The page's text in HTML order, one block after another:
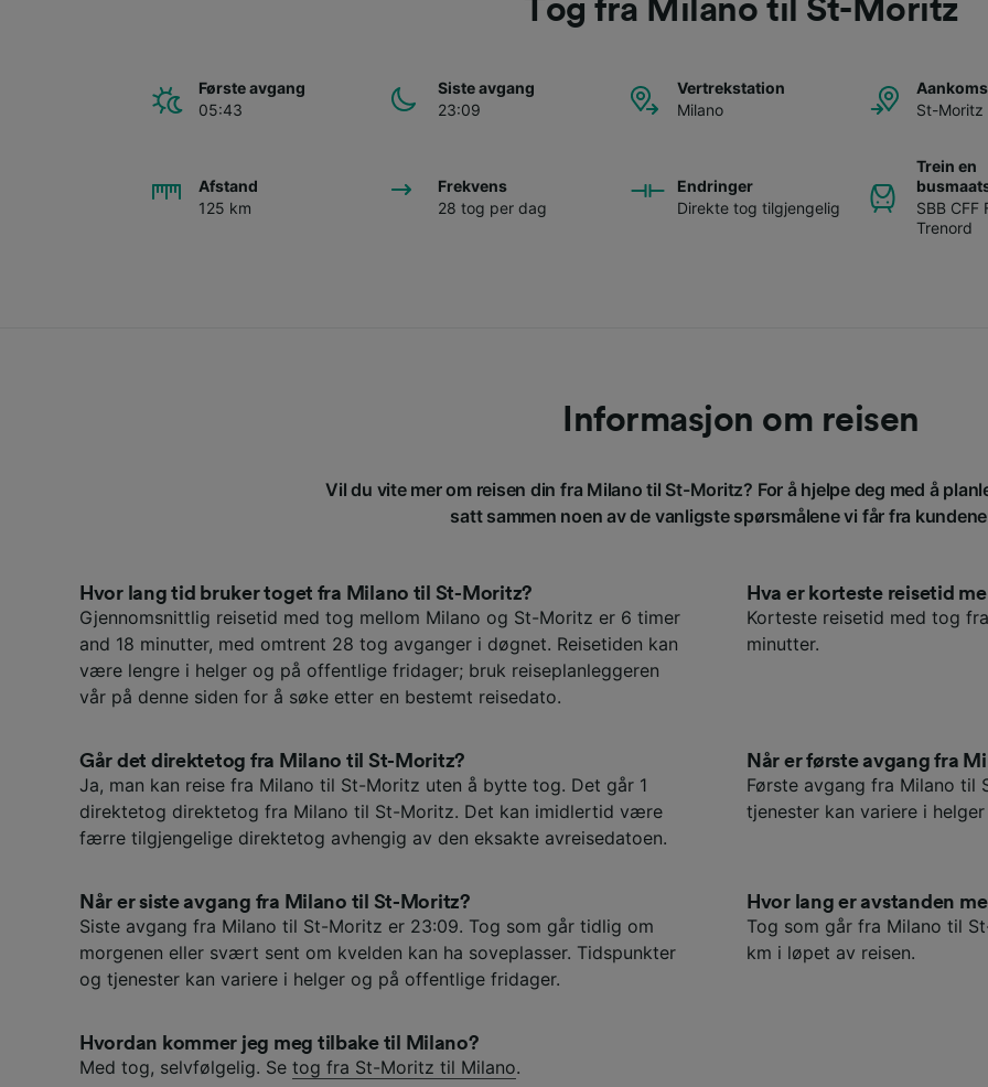
Tog fra Milano til St-Moritz
Første avgang
05:43
Siste avgang
23:09
Vertrekstation
Milano
St-Moritz
Afstand
125 km
Frekvens
28 tog per dag
Endringer
Direkte tog tilgjengelig
Trein en
SBB CFF
Trenord
Informasjon om reisen
Vil du vite mer om reisen din fra Milano til St-Moritz? For å hjelpe deg med å
satt sammen noen av de vanligste spørsmålene vi får fra
Hvor lang tid bruker toget fra Milano til St-Moritz?
Gjennomsnittlig reisetid med tog mellom Milano og St-Moritz er 6 timer
and 18 minutter, med omtrent 28 tog avganger i døgnet. Reisetiden kan
være lengre i helger og på offentlige fridager; bruk reiseplanleggeren
vår på denne siden for å søke etter en bestemt reisedato.
Hva er korteste reisetid
Korteste reisetid med tog
minutter.
Går det direktetog fra Milano til St-Moritz?
Ja, man kan reise fra Milano til St-Moritz uten å bytte tog. Det går 1
direktetog direktetog fra Milano til St-Moritz. Det kan imidlertid være
færre tilgjengelige direktetog avhengig av den eksakte avreisedatoen.
Når er første avgang fra
Første avgang fra Milano til
tjenester kan variere i
Når er siste avgang fra Milano til St-Moritz?
Siste avgang fra Milano til St-Moritz er 23:09. Tog som går tidlig om
morgenen eller svært sent om kvelden kan ha soveplasser. Tidspunkter
og tjenester kan variere i helger og på offentlige fridager.
Hvor lang er avstanden
Tog som går fra Milano til
km i løpet av reisen.
Hvordan kommer jeg meg tilbake til Milano?
Med tog, selvfølgelig. Se tog fra St-Moritz til Milano.
List of Partners